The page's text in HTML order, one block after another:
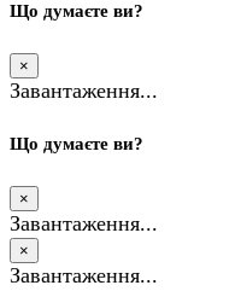
Що думаєте ви?
×
Завантаження...
Що думаєте ви?
×
Завантаження...
×
Завантаження...